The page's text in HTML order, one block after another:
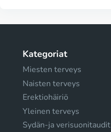
Kategoriat
Miesten terveys
Naisten terveys
Erektiohäiriö
Yleinen terveys
Sydän-ja verisuonitaudit